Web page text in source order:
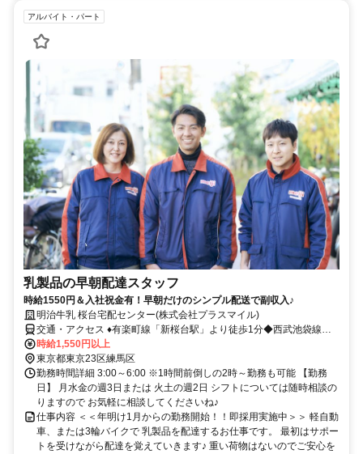
アルバイト・パート
乳製品の早朝配達スタッフ
時給1550円＆入社祝金有！早朝だけのシンプル配送で副収入♪
明治牛乳 桜台宅配センター(株式会社プラスマイル)
交通・アクセス ♦有楽町線「新桜台駅」より徒歩1分◆西武池袋線
「桜台駅」より徒歩7分バイク・自転車通勤OK／車通勤応相談
時給1,550円以上
東京都東京23区練馬区
勤務時間詳細 3:00～6:00 ※1時間前倒しの2時～勤務も可能 【勤務
日】 月水金の週3日または 火土の週2日 シフトについては随時相談の
りますので お気軽に相談してくださいね♪
仕事内容 ＜＜年明け1月からの勤務開始！！即採用実施中＞＞ 軽自動
車、または3輪バイクで 乳製品を配達するお仕事です。 最初はサポー
トを受けながら配達を覚えていきます♪ 重い荷物はないのでご安心を